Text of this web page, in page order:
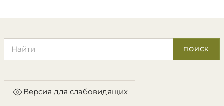
ПОИСК
Версия для слабовидящих